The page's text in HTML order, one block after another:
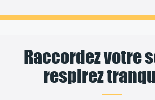
Raccordez votre
respirez